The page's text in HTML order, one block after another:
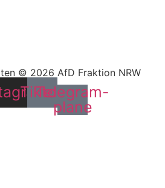
© 2026 AfD Fraktion NRW
Tiktok
Telegram-
plane